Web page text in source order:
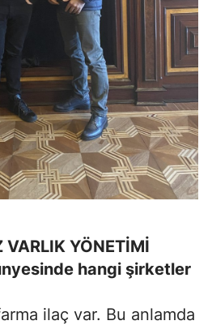
YÖNETİMİ
hangi şirketler
ilaç var. Bu anlamda